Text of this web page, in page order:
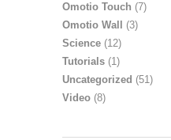
Omotio Touch (7)
Omotio Wall
(3)
Science (12)
Tutorials (1)
Uncategorized (51)
Video (8)